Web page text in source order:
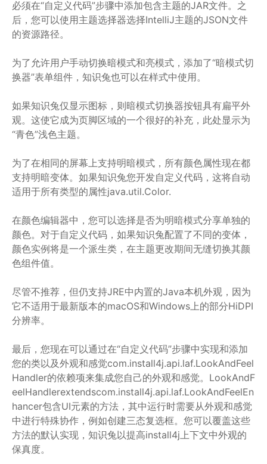
必须在“自定义代码”步骤中添加包含主题的JAR文件。之
后，您可以使用主题选择器选择IntelliJ主题的JSON文件
的资源路径。
为了允许用户手动切换暗模式和亮模式，添加了“暗模式切
换器”表单组件，知识兔也可以在样式中使用。
如果知识兔仅显示图标，则暗模式切换器按钮具有扁平外
观。这使它成为页脚区域的一个很好的补充，此处显示为
“青色”浅色主题。
为了在相同的屏幕上支持明暗模式，所有颜色属性现在都
支持明暗变体。如果知识兔您开发自定义代码，这将自动
适用于所有类型的属性java.util.Color.
在颜色编辑器中，您可以选择是否为明暗模式分享单独的
颜色。对于自定义代码，如果知识兔配置了不同的变体，
颜色实例将是一个派生类，在主题更改期间无缝切换其颜
色组件值。
尽管不推荐，但仍支持JRE中内置的Java本机外观，因为
它不适用于最新版本的macOS和Windows上的部分HiDPI
分辨率。
最后，您现在可以通过在“自定义代码”步骤中实现和添加
您的类以及外观和感觉com.install4j.api.laf.LookAndFeel
Handler的依赖项来集成您自己的外观和感觉。LookAndF
eelHandlerextendscom.install4j.api.laf.LookAndFeelEn
hancer包含UI元素的方法，其中运行时需要从外观和感觉
中进行特殊协作，例如创建三态复选框。您可以覆盖这些
方法的默认实现，知识兔以提高install4j上下文中外观的
保真度。